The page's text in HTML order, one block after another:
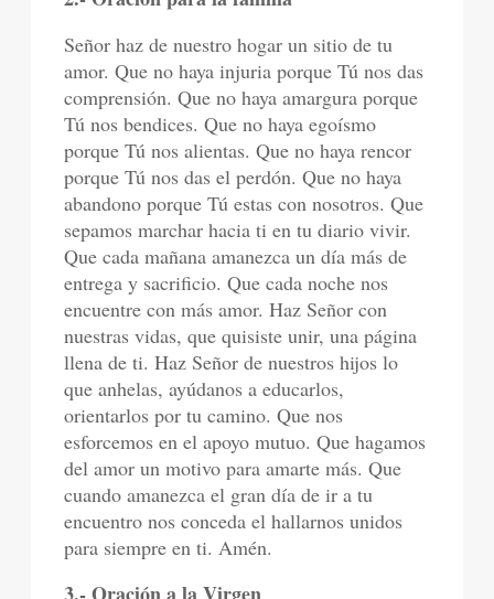
Señor haz de nuestro hogar un sitio de tu
amor. Que no haya injuria porque Tú nos das
comprensión. Que no haya amargura porque
Tú nos bendices. Que no haya egoísmo
porque Tú nos alientas. Que no haya rencor
porque Tú nos das el perdón. Que no haya
abandono porque Tú estas con nosotros. Que
sepamos marchar hacia ti en tu diario vivir.
Que cada mañana amanezca un día más de
entrega y sacrificio. Que cada noche nos
encuentre con más amor. Haz Señor con
nuestras vidas, que quisiste unir, una página
llena de ti. Haz Señor de nuestros hijos lo
que anhelas, ayúdanos a educarlos,
orientarlos por tu camino. Que nos
esforcemos en el apoyo mutuo. Que hagamos
del amor un motivo para amarte más. Que
cuando amanezca el gran día de ir a tu
encuentro nos conceda el hallarnos unidos
para siempre en ti. Amén.